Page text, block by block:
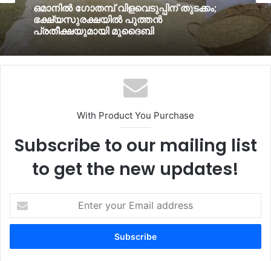
ഒമാനില്‍ ഗോതമ്പ് വിളവെടുപ്പിന് തുടക്കം;
ഭക്ഷ്യസുരക്ഷയില്‍ പുത്തൻ
പ്രതീക്ഷയുമായി മുദൈബി
With Product You Purchase
Subscribe to our mailing list
to get the new updates!
your
Email